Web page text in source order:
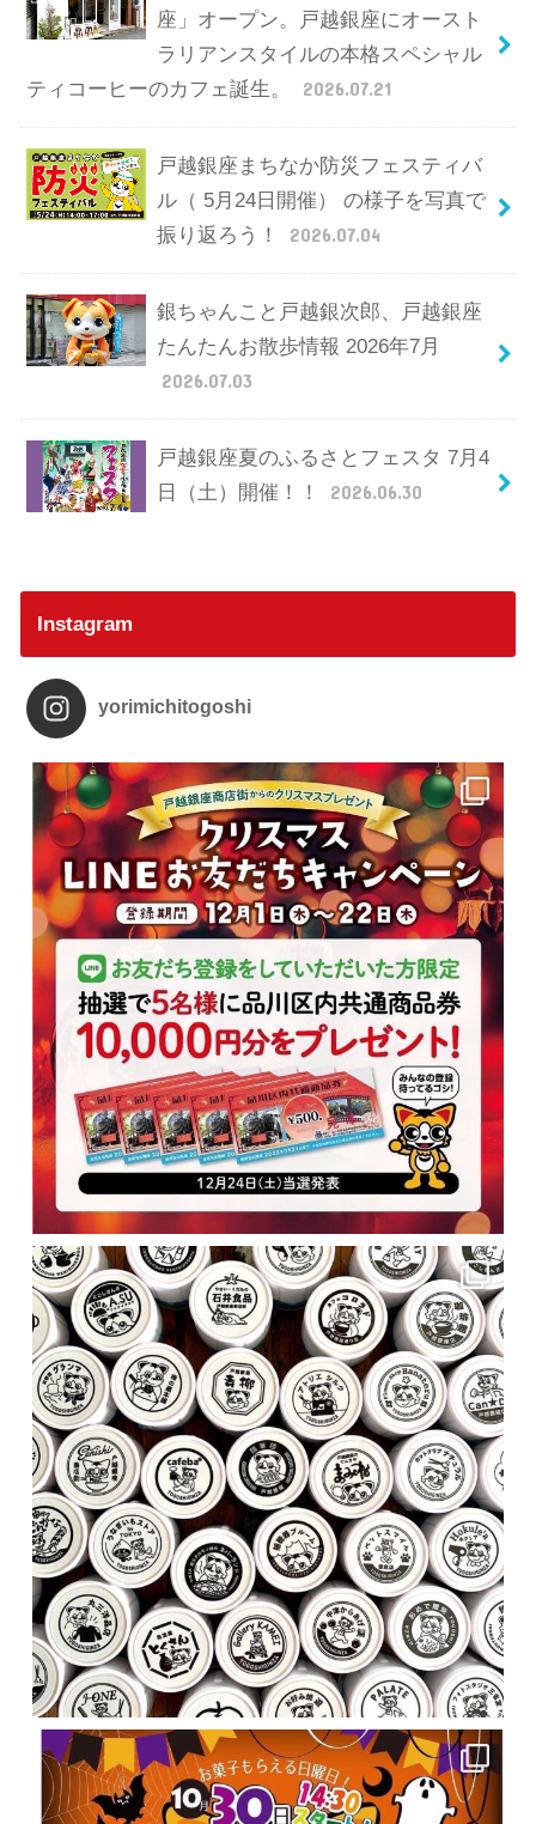
座」オープン。戸越銀座にオースト
ラリアンスタイルの本格スペシャル
ティコーヒーのカフェ誕生。
2026.07.21
戸越銀座まちなか防災フェスティバ
ル（ 5月24日開催） の様子を写真で
振り返ろう！
2026.07.04
銀ちゃんこと戸越銀次郎、戸越銀座
たんたんお散歩情報 2026年7月
2026.07.03
戸越銀座夏のふるさとフェスタ 7月4
日（土）開催！！
2026.06.30
Instagram
yorimichitogoshi